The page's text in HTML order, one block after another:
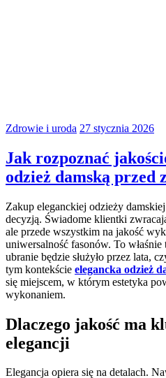
Zdrowie i uroda 27 stycznia 2026
Jak rozpoznać
odzież damską przed
Zakup eleganckiej odzieży
decyzją. Świadome klientki
ale przede wszystkim na jakość
uniwersalność fasonów. To
ubranie będzie służyło przez lata,
tym kontekście elegancka odzież
się miejscem, w którym estetyka
wykonaniem.
Dlaczego jakość ma
elegancji
Elegancja opiera się na detalach.